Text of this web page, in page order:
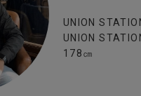
UNION
UNION
178㎝